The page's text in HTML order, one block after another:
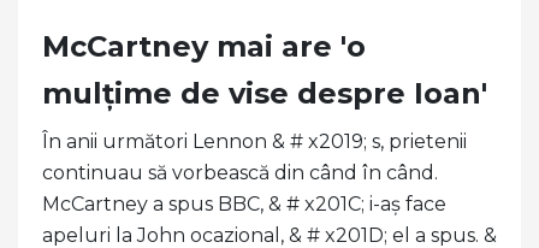
McCartney mai are 'o
mulțime de vise despre Ioan'
În anii următori Lennon & # x2019; s, prietenii
continuau să vorbească din când în când.
McCartney a spus BBC, & # x201C; i-aș face
apeluri la John ocazional, & # x201D; el a spus. &